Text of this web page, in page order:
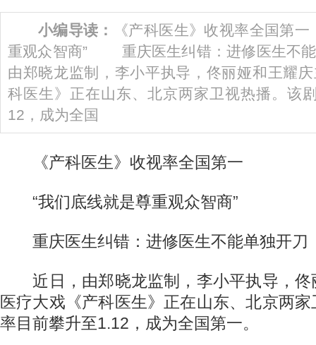
小编导读：
《产科医生》收视率全国
重观众智商” 重庆医生纠错：进修医生
由郑晓龙监制，李小平执导，佟丽娅和王耀
科医生》正在山东、北京两家卫视热播。该
12，成为全国
《产科医生》收视率全国第一
“我们底线就是尊重观众智商”
重庆医生纠错：进修医生不能单独开刀
近日，由郑晓龙监制，李小平执导，佟
医疗大戏《产科医生》正在山东、北京两
率目前攀升至1.12，成为全国第一。